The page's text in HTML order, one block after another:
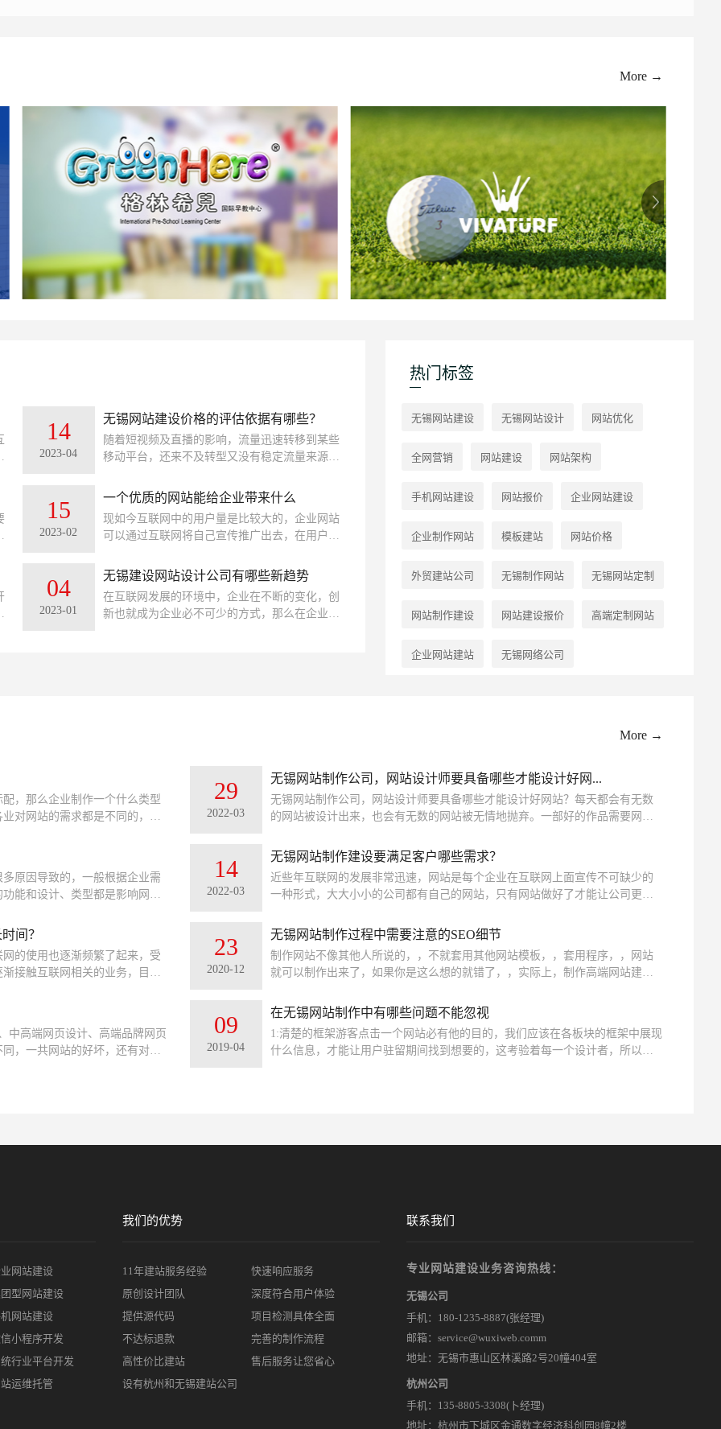
More →
14
2023-04
无锡网站建设价格的评估依据有哪些？
随着短视频及直播的影响，流量迅速转移到某些
移动平台，还来不及转型又没有稳定流量来源的
的市场虽然急剧萎缩，却也还有一定的市场需
求，网站制作的价格也是良莠不齐。有很多客户
就纳闷了，同样一个网站设计，为什么做网站公
司报出来的价格相差那么大呢？下面就来说说，
15
2023-02
一个优质的网站能给企业带来什么
现如今互联网中的用户量是比较大的，企业网站
可以通过互联网将自己宣传推广出去，在用户想
的企业，那么你的企业官网就能起到流量承载的
04
2023-01
无锡建设网站设计公司有哪些新趋势
在互联网发展的环境中，企业在不断的变化，创
新也就成为企业必不可少的方式，那么在企业网
热门标签
无锡网站建设 无锡网站设计 网站优化
全网营销 网站建设 网站架构
手机网站建设 网站报价 企业网站建设
企业制作网站 模板建站 网站价格
外贸建站公司 无锡制作网站 无锡网站定制
网站制作建设 网站建设报价 高端定制网站
企业网站建站 无锡网络公司
More →
，那么企业制作一个什么类型
对网站的需求都是不同的，那
29
2022-03
无锡网站制作公司，网站设计师要具备哪些才能设计好网...
无锡网站制作公司，网站设计师要具备哪些才能设计好网站？每天都会有无数
的网站被设计出来，也会有无数的网站被无情地抛弃。一部好的作品需要网站
原因导致的，一般根据企业需
能和设计、类型都是影响网站
14
2022-03
无锡网站制作建设要满足客户哪些需求？
近些年互联网的发展非常迅速，网站是每个企业在互联网上面宣传不可缺少的
一种形式，大大小小的公司都有自己的网站，只有网站做好了才能让公司更好
交流，只有这样网站的制作才能满足客户的想法以及设计的美观。无锡网站制
作建设​要满足客户哪些需求？
间？
使用也逐渐频繁了起来，受
接触互联网相关的业务，目的
23
2020-12
无锡网站制作过程中需要注意的SEO细节
制作网站不像其他人所说的，，不就套用其他网站模板，，套用程序，，网站
就可以制作出来了，如果你是这么想的就错了，，实际上，制作高端网站建设
中高端网页设计、高端品牌网页
，一共网站的好坏，还有对客
09
2019-04
在无锡网站制作中有哪些问题不能忽视
1:清楚的框架游客点击一个网站必有他的目的，我们应该在各板块的框架中展现
什么信息，才能让用户驻留期间找到想要的，这考验着每一个设计者，所以设
网站建设
型网站建设
网站建设
小程序开发
行业平台开发
运维托管
我们的优势
11年建站服务经验
快速响应服务
原创设计团队
深度符合用户体验
提供源代码
项目检测具体全面
不达标退款
完善的制作流程
高性价比建站
售后服务让您省心
设有杭州和无锡建站公司
联系我们
专业网站建设业务咨询热线：
无锡公司
手机： 180-1235-8887(张经理)
邮箱：service@wuxiweb.comm
地址：无锡市惠山区林溪路2号20幢404室
杭州公司
手机：135-8805-3308(卜经理)
地址：杭州市下城区金通数字经济科创园8幢2楼